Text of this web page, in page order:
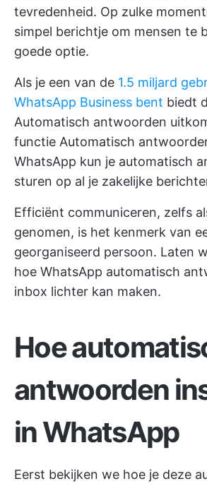
tevredenheid. Op zulke
simpel berichtje om mensen te
goede optie.
Als je een van de 1.5 miljard
WhatsApp Business bent biedt
Automatisch antwoorden
functie Automatisch
WhatsApp kun je automatisch
sturen op al je zakelijke
Efficiënt communiceren, zelfs
genomen, is het kenmerk van
georganiseerd persoon. Laten
hoe WhatsApp automatisch
inbox lichter kan maken.
Hoe
antwoorden
in WhatsApp
Eerst bekijken we hoe je deze